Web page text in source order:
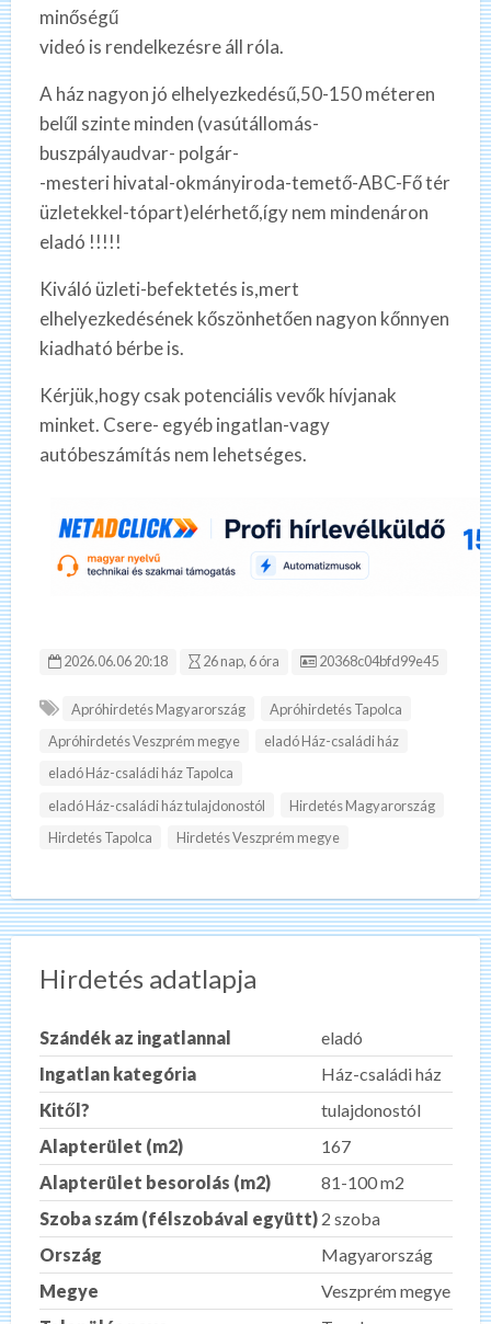
minőségű
videó is rendelkezésre áll róla.
A ház nagyon jó elhelyezkedésű,50-150 méteren
belűl szinte minden (vasútállomás-
buszpályaudvar- polgár-
-mesteri hivatal-okmányiroda-temető-ABC-Fő tér
üzletekkel-tópart)elérhető,így nem mindenáron
eladó !!!!!
Kiváló üzleti-befektetés is,mert
elhelyezkedésének kőszönhetően nagyon kőnnyen
kiadható bérbe is.
Kérjük,hogy csak potenciális vevők hívjanak
minket. Csere- egyéb ingatlan-vagy
autóbeszámítás nem lehetséges.
2026.06.06 20:18 26 nap, 6 óra Hirdetés ID:
20368c04bfd99e45
Apróhirdetés Magyarország
Apróhirdetés Tapolca
Apróhirdetés Veszprém megye
eladó Ház-családi ház
eladó Ház-családi ház Tapolca
eladó Ház-családi ház tulajdonostól
Hirdetés Magyarország
Hirdetés Tapolca
Hirdetés Veszprém megye
Hirdetés adatlapja
Szándék az ingatlannal
eladó
Ingatlan kategória
Ház-családi ház
Kitől?
tulajdonostól
Alapterület (m2)
167
Alapterület besorolás (m2)
81-100 m2
Szoba szám (félszobával együtt) 2 szoba
Ország
Magyarország
Megye
Veszprém megye